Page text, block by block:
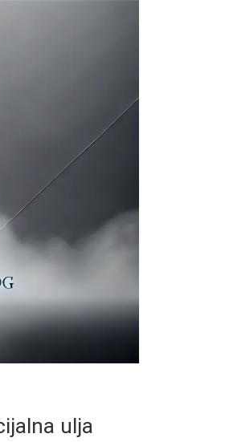
ulja